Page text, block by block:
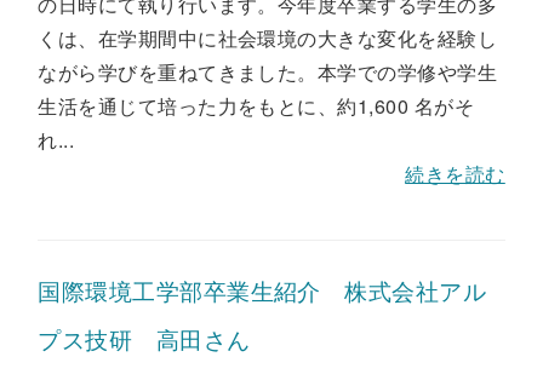
くは、在学期間中に社会環境の大きな変化を経験し
ながら学びを重ねてきました。本学での学修や学生
生活を通じて培った力をもとに、約1,600 名がそ
れ...
続きを読む
国際環境工学部卒業生紹介 株式会社アル
プス技研 高田さん